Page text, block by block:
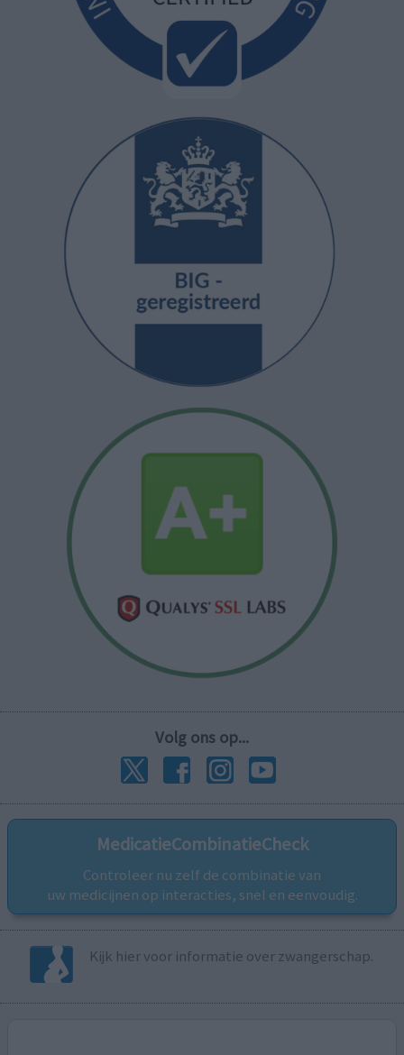
Volg ons op...
MedicatieCombinatieCheck
Controleer nu zelf de combinatie van
uw medicijnen op interacties, snel en eenvoudig.
Kijk hier voor informatie over zwangerschap.